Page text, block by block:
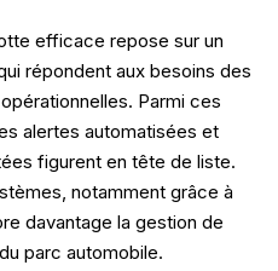
efficace repose sur un
répondent aux besoins des
Parmi ces
alertes automatisées et
figurent en tête de liste.
notamment grâce à
davantage la gestion de
parc automobile.